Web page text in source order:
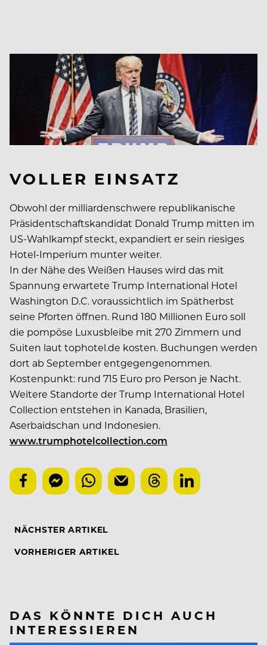
VOLLER EINSATZ
Obwohl der milliardenschwere republikanische
Präsidentschaftskandidat Donald Trump mitten im
US-Wahlkampf steckt, expandiert er sein riesiges
Hotel-Imperium munter weiter.
In der Nähe des Weißen Hauses wird das mit
Spannung erwartete Trump International Hotel
Washington D.C. voraussichtlich im Spätherbst
seine Pforten öffnen. Rund 180 Millionen Euro soll
die pompöse Luxusbleibe mit 270 Zimmern und
Suiten laut tophotel.de kosten. Buchungen werden
dort ab September entgegengenommen.
Kostenpunkt: rund 715 Euro pro Person je Nacht.
Weitere Standorte der Trump International Hotel
Collection entstehen in Kanada, Brasilien,
Aserbaidschan und Indonesien.
www.trumphotelcollection.com
NÄCHSTER ARTIKEL
VORHERIGER ARTIKEL
DAS KÖNNTE DICH AUCH
INTERESSIEREN